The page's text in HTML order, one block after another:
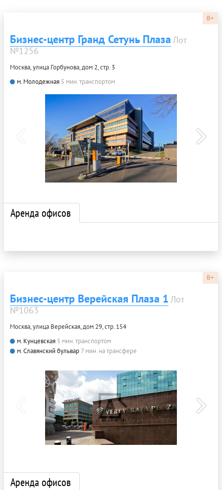
B+
Бизнес-центр Гранд Сетунь Плаза Лот
№1256
Москва, улица Горбунова, дом 2, стр. 3
м. Молодежная 5 мин. транспортом
Аренда офисов
B+
Бизнес-центр Верейская Плаза 1 Лот
№1063
Москва, улица Верейская, дом 29, стр. 154
м. Кунцевская 5 мин. транспортом
м. Славянский бульвар 7 мин. на трансфере
Аренда офисов